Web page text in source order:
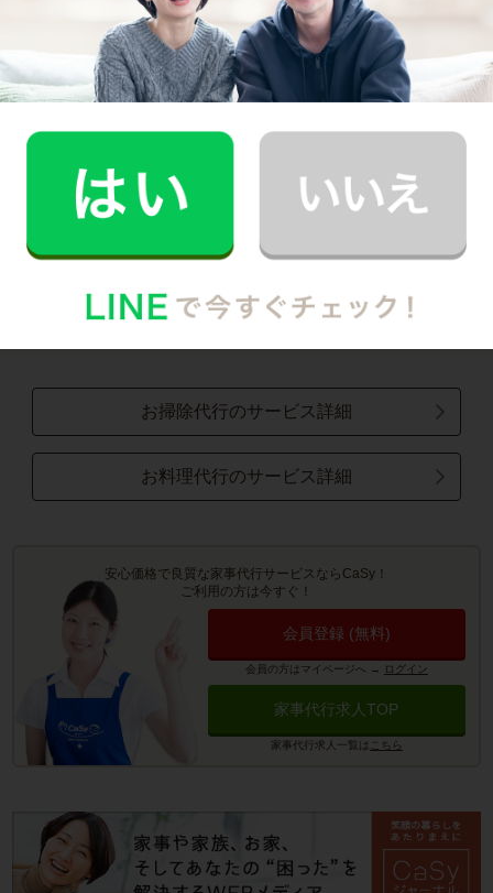
岩槻区
埼玉県市部
戸田市・蕨市・川口市・和光市・ 八潮市 ・
草加市
・吉川市・越谷市・松伏町・春日部市・上尾市・川越市・
ふじみ野市・富士見市・志木市 ・朝霞市・新座市・三芳町・
加須市・本庄市・ 羽生市・鴻巣市 ・
桶川市 ・久喜市・ 北本市 ・坂戸市・ 幸手市
・ 日高市
滑川町
・川島町
とき
神川町・上里町 ・寄居町・宮代町 ・杉戸町
お掃除代行のサービス詳細
お料理代行のサービス詳細
安心価格で良質な家事代行サービスならCaSy！
ご利用の方は今すぐ！
会員登録 (無料)
会員の方はマイページへ → ログイン
家事代行求人TOP
家事代行求人一覧は こちら